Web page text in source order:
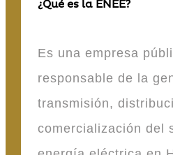
¿Qué es la ENEE?
Es una empresa
responsable de la
transmisión,
comercialización del